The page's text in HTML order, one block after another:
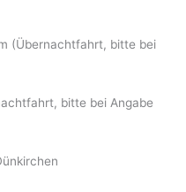
(Übernachtfahrt, bitte bei
bitte bei Angabe